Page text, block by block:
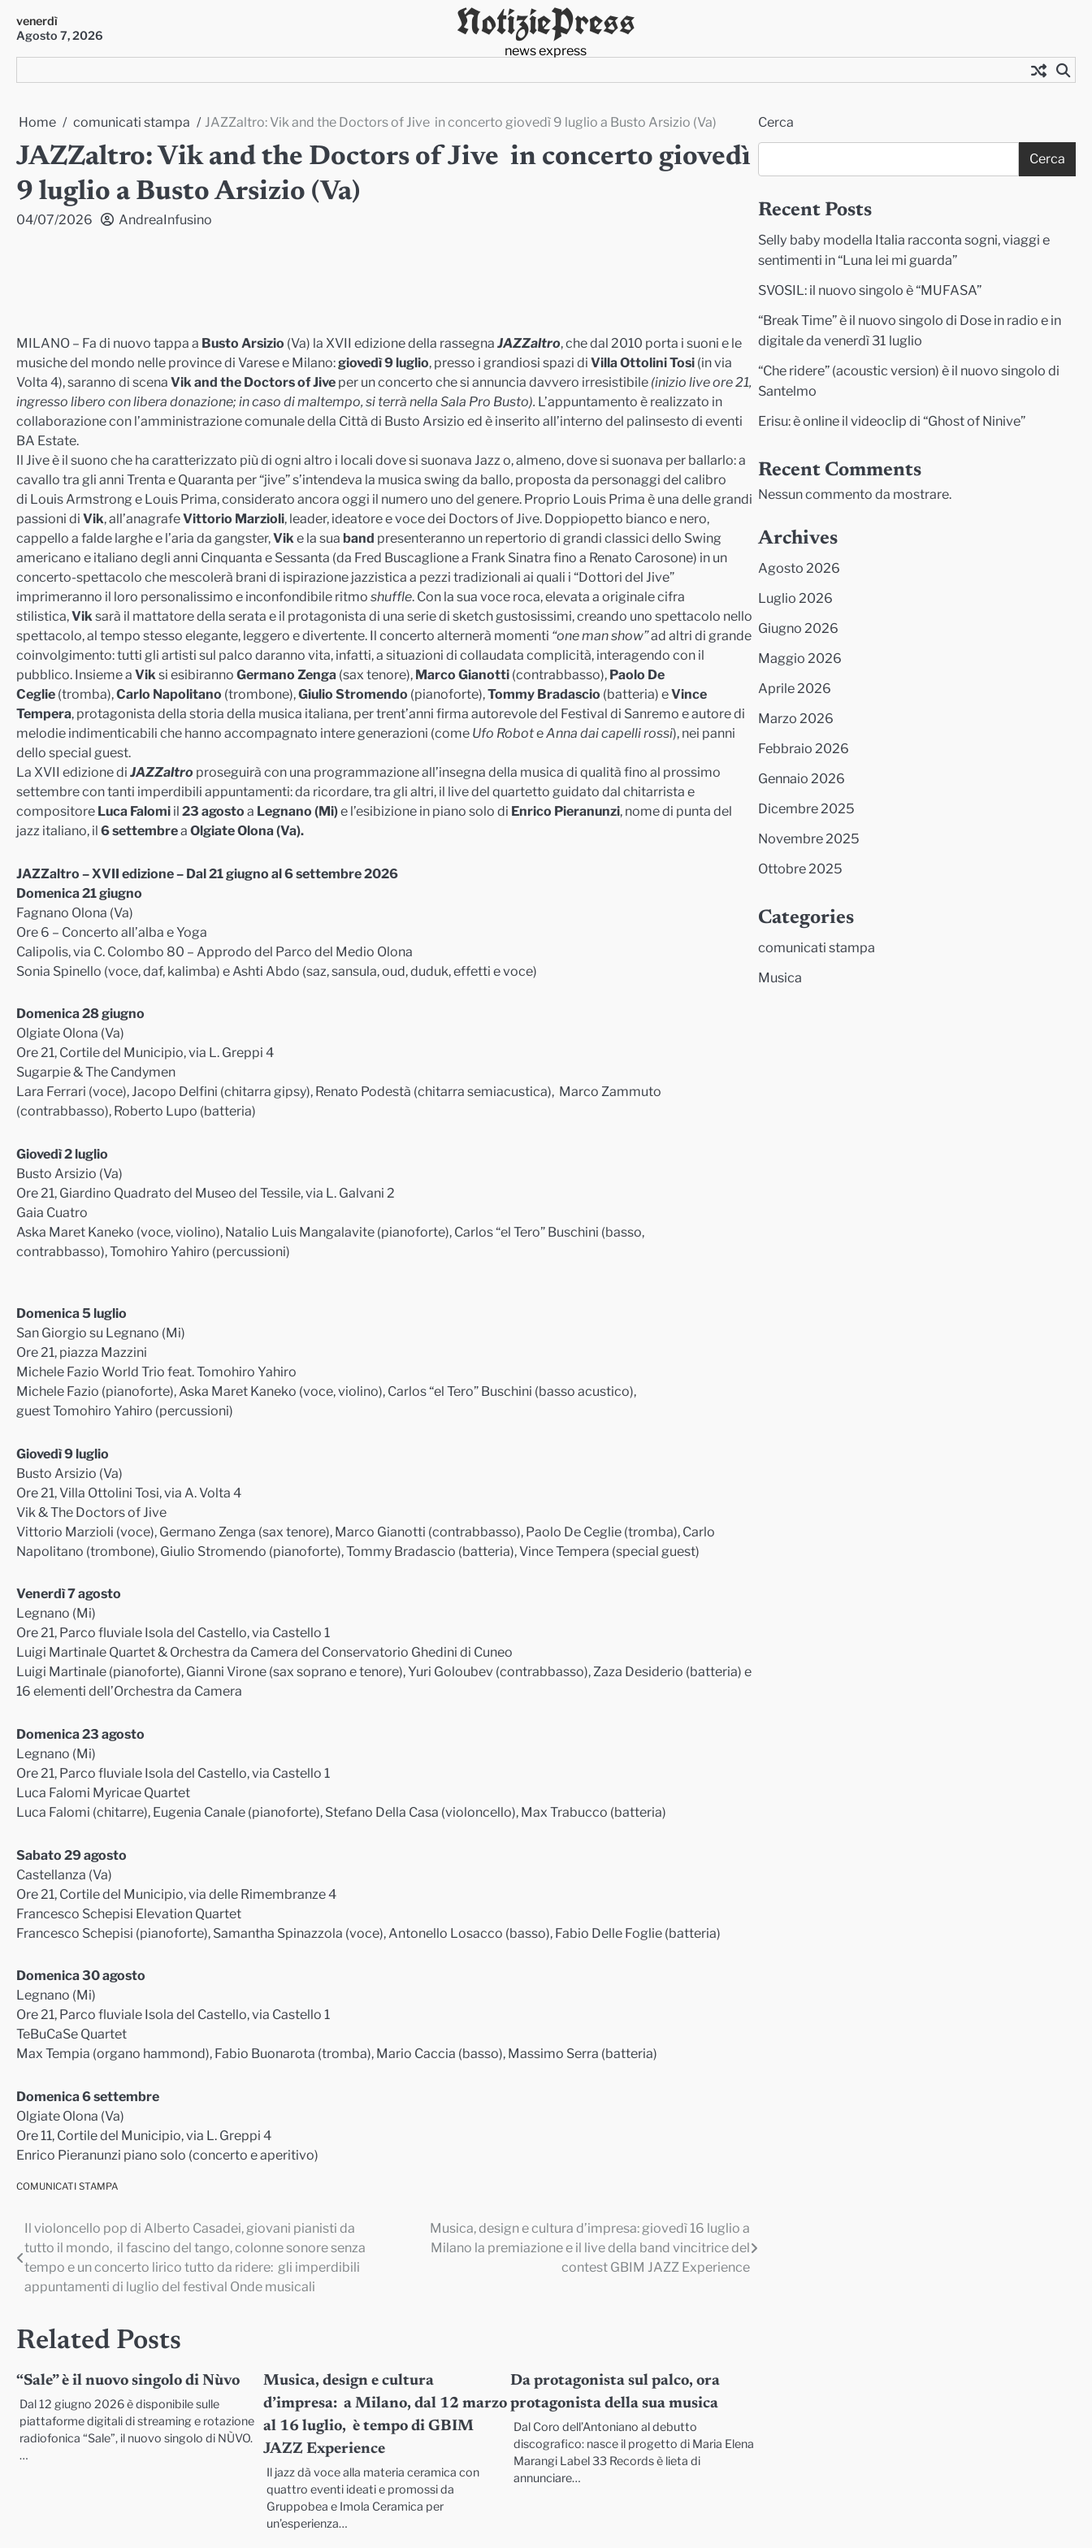
content
venerdì
Agosto 7, 2026
NotiziePress
news express
Home comunicati stampa JAZZaltro: Vik and the Doctors of Jive in concerto giovedì 9 luglio a Busto Arsizio (Va)
JAZZaltro: Vik and the Doctors of Jive in concerto giovedì
9 luglio a Busto Arsizio (Va)
04/07/2026 AndreaInfusino
MILANO – Fa di nuovo tappa a Busto Arsizio (Va) la XVII edizione della rassegna JAZZaltro, che dal 2010 porta i suoni e le
musiche del mondo nelle province di Varese e Milano:giovedì 9 luglio, presso i grandiosi spazi di Villa Ottolini Tosi (in via
Volta 4), saranno di scena Vik and the Doctors of Jive per un concerto che si annuncia davvero irresistibile (inizio live ore 21,
ingresso libero con libera donazione; in caso di maltempo, si terrà nella Sala Pro Busto). L’appuntamento è realizzato in
collaborazione con l’amministrazione comunale della Città di Busto Arsizio ed è inserito all’interno del palinsesto di eventi
BA Estate.
Il Jive è il suono che ha caratterizzato più di ogni altro i locali dove si suonava Jazz o, almeno, dove si suonava per ballarlo: a
cavallo tra gli anni Trenta e Quaranta per “jive” s’intendeva la musica swing da ballo, proposta da personaggi del calibro
di Louis Armstrong e Louis Prima, considerato ancora oggi il numero uno del genere. Proprio Louis Prima è una delle grandi
passioni di Vik, all’anagrafeVittorio Marzioli, leader, ideatore e voce dei Doctors of Jive. Doppiopetto bianco e nero,
cappello a falde larghe e l’aria da gangster,Vike la sua band presenteranno un repertorio di grandi classici dello Swing
americano e italiano degli anni Cinquanta e Sessanta (da Fred Buscaglione a Frank Sinatra fino a Renato Carosone) in un
concerto-spettacolo che mescolerà brani di ispirazione jazzistica a pezzi tradizionali ai quali i “Dottori del Jive”
imprimeranno il loro personalissimo e inconfondibile ritmo shuffle. Con la sua voce roca, elevata a originale cifra
stilistica,Viksarà il mattatore della serata e il protagonista di una serie di sketch gustosissimi, creando uno spettacolo nello
spettacolo, al tempo stesso elegante, leggero e divertente. Il concerto alternerà momenti “one man show”ad altri di grande
coinvolgimento: tutti gli artisti sul palco daranno vita, infatti, a situazioni di collaudata complicità, interagendo con il
pubblico. Insieme a Viksi esibiranno Germano Zenga (sax tenore), Marco Gianotti (contrabbasso), Paolo De
Ceglie (tromba),Carlo Napolitano (trombone),Giulio Stromendo (pianoforte),Tommy Bradascio (batteria) eVince
Tempera, protagonista della storia della musica italiana, per trent’anni firma autorevole del Festival di Sanremo e autore di
melodie indimenticabili che hanno accompagnato intere generazioni (come Ufo RoboteAnna dai capelli rossi), nei panni
dello special guest.
La XVII edizione di JAZZaltro proseguirà con una programmazione all’insegna della musica di qualità fino al prossimo
settembre con tanti imperdibili appuntamenti: da ricordare, tra gli altri, il live del quartetto guidato dal chitarrista e
compositore Luca Falomi il 23 agosto a Legnano (Mi)e l’esibizione in piano solo di Enrico Pieranunzi, nome di punta del
jazz italiano, il 6 settembrea Olgiate Olona (Va).
JAZZaltro –XVII edizione– Dal 21 giugno al 6 settembre 2026
Domenica21 giugno
Fagnano Olona (Va)
Ore 6 – Concerto all’alba e Yoga
Calipolis, via C. Colombo 80 – Approdo del Parco del Medio Olona
Sonia Spinello (voce, daf, kalimba) e Ashti Abdo (saz, sansula, oud, duduk, effetti e voce)
Domenica 28 giugno
Olgiate Olona (Va)
Ore 21, Cortile del Municipio, via L. Greppi 4
Sugarpie & The Candymen
Lara Ferrari (voce), Jacopo Delfini (chitarra gipsy), Renato Podestà (chitarra semiacustica), Marco Zammuto
(contrabbasso), Roberto Lupo (batteria)
Giovedì 2 luglio
Busto Arsizio (Va)
Ore 21, Giardino Quadrato del Museo del Tessile, via L. Galvani 2
Gaia Cuatro
Aska Maret Kaneko (voce, violino), Natalio Luis Mangalavite (pianoforte), Carlos “el Tero” Buschini (basso,
contrabbasso), Tomohiro Yahiro (percussioni)
Domenica 5 luglio
San Giorgio su Legnano (Mi)
Ore 21, piazza Mazzini
Michele Fazio World Trio feat. Tomohiro Yahiro
Michele Fazio (pianoforte), Aska Maret Kaneko (voce, violino), Carlos “el Tero” Buschini (basso acustico),
guest Tomohiro Yahiro (percussioni)
Giovedì 9 luglio
Busto Arsizio (Va)
Ore 21, Villa Ottolini Tosi, via A. Volta 4
Vik & The Doctors of Jive
Vittorio Marzioli (voce), Germano Zenga (sax tenore), Marco Gianotti (contrabbasso), Paolo De Ceglie (tromba), Carlo
Napolitano (trombone), Giulio Stromendo (pianoforte), Tommy Bradascio (batteria), Vince Tempera (special guest)
Venerdì 7 agosto
Legnano (Mi)
Ore 21, Parco fluviale Isola del Castello, via Castello 1
Luigi Martinale Quartet & Orchestra da Camera del Conservatorio Ghedini di Cuneo
Luigi Martinale (pianoforte), Gianni Virone (sax soprano e tenore), Yuri Goloubev (contrabbasso), Zaza Desiderio (batteria) e
16 elementi dell’Orchestra da Camera
Domenica 23 agosto
Legnano (Mi)
Ore 21, Parco fluviale Isola del Castello, via Castello 1
Luca Falomi Myricae Quartet
Luca Falomi (chitarre), Eugenia Canale (pianoforte), Stefano Della Casa (violoncello), Max Trabucco (batteria)
Sabato 29 agosto
Castellanza (Va)
Ore 21, Cortile del Municipio, via delle Rimembranze 4
Francesco Schepisi Elevation Quartet
Francesco Schepisi (pianoforte), Samantha Spinazzola (voce), Antonello Losacco (basso), Fabio Delle Foglie (batteria)
Domenica 30 agosto
Legnano (Mi)
Ore 21, Parco fluviale Isola del Castello, via Castello 1
TeBuCaSe Quartet
Max Tempia (organo hammond), Fabio Buonarota (tromba), Mario Caccia (basso), Massimo Serra (batteria)
Domenica 6 settembre
Olgiate Olona (Va)
Ore 11, Cortile del Municipio, via L. Greppi 4
Enrico Pieranunzi piano solo (concerto e aperitivo)
COMUNICATI STAMPA
Navigazione
articoli
Il violoncello pop di Alberto Casadei, giovani pianisti da
tutto il mondo, il fascino del tango, colonne sonore senza
tempo e un concerto lirico tutto da ridere: gli imperdibili
appuntamenti di luglio del festival Onde musicali
Musica, design e cultura d’impresa: giovedì 16 luglio a
Milano la premiazione e il live della band vincitrice del
contest GBIM JAZZ Experience
Related Posts
“Sale” è il nuovo singolo di Nùvo
Dal 12 giugno 2026 è disponibile sulle
piattaforme digitali di streaming e rotazione
radiofonica “Sale”, il nuovo singolo di NÙVO.
…
Musica, design e cultura
d’impresa: a Milano, dal 12 marzo
al 16 luglio, è tempo di GBIM
JAZZ Experience
Il jazz dà voce alla materia ceramica con
quattro eventi ideati e promossi da
Gruppobea e Imola Ceramica per
un’esperienza…
Da protagonista sul palco, ora
protagonista della sua musica
Dal Coro dell’Antoniano al debutto
discografico: nasce il progetto di Maria Elena
Marangi Label 33 Records è lieta di
annunciare…
Cerca
Cerca
Recent Posts
Selly baby modella Italia racconta sogni, viaggi e
sentimenti in “Luna lei mi guarda”
SVOSIL: il nuovo singolo è “MUFASA”
“Break Time” è il nuovo singolo di Dose in radio e in
digitale da venerdì 31 luglio
“Che ridere” (acoustic version) è il nuovo singolo di
Santelmo
Erisu: è online il videoclip di “Ghost of Ninive”
Recent Comments
Nessun commento da mostrare.
Archives
Agosto 2026
Luglio 2026
Giugno 2026
Maggio 2026
Aprile 2026
Marzo 2026
Febbraio 2026
Gennaio 2026
Dicembre 2025
Novembre 2025
Ottobre 2025
Categories
comunicati stampa
Musica